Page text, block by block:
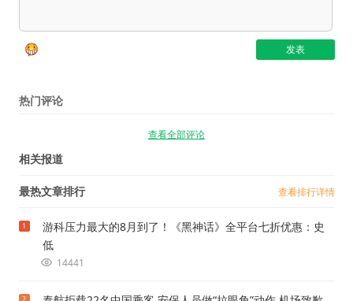
热门评论
查看全部评论
相关报道
最热文章排行 查看排行详情
1
游科压力最大的8月到了！《黑神话》全平台七折优惠：史
低
14441
2